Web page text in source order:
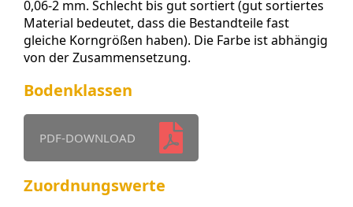
0,06-2 mm. Schlecht bis gut sortiert (gut sortiertes
Material bedeutet, dass die Bestandteile fast
gleiche Korngrößen haben). Die Farbe ist abhängig
von der Zusammensetzung.
Bodenklassen
PDF-DOWNLOAD
Zuordnungswerte